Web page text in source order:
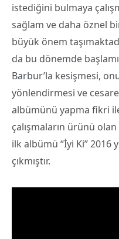
istediğini bulmaya
sağlam ve daha öznel
büyük önem
da bu dönemde
Barbur’la kesişmesi,
yönlendirmesi ve
albümünü yapma fikri
çalışmaların ürünü
ilk albümü “İyi Ki” 2016
çıkmıştır.